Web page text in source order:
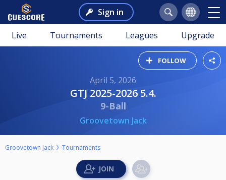
Sign in
Live Tournaments Leagues Upgrade
FOLLOW
April 5, 2026
GTJ 2025-2026 5.4.
9-Ball
Groovetown Jack
Groovetown Jack Tournaments